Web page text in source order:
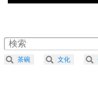
気楽に生き
4 器の大
プラス思考
2.0倍速 （544KB 2分19
2.5倍速 （436KB 1分51
3.0倍速 （363KB 1分32
茶碗 文化